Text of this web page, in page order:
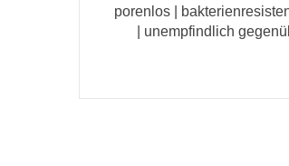
porenlos |
| unempfindlich